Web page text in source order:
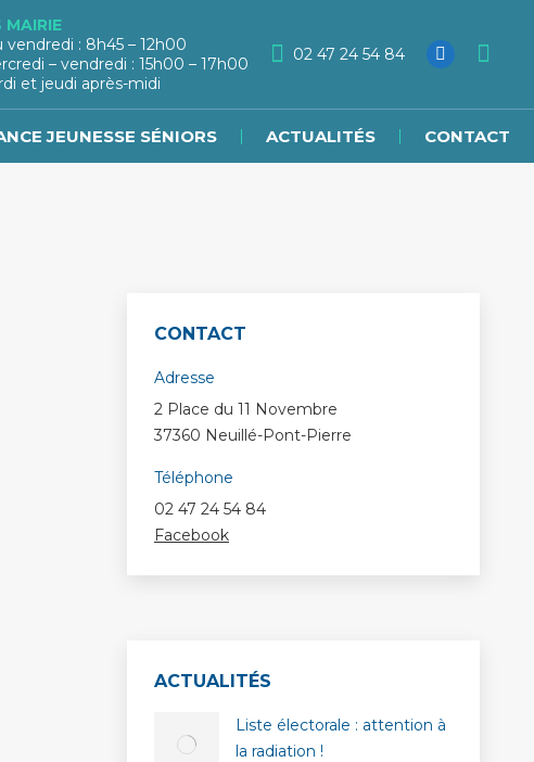
MAIRIE
vendredi : 8h45 – 12h00
– vendredi : 15h00 – 17h00
et jeudi après-midi
02 47 24 54 84
JEUNESSE SÉNIORS ACTUALITÉS CONTACT
CONTACT
Adresse
2 Place du 11 Novembre
37360 Neuillé-Pont-Pierre
Téléphone
02 47 24 54 84
Facebook
ACTUALITÉS
Liste électorale : attention à
la radiation !